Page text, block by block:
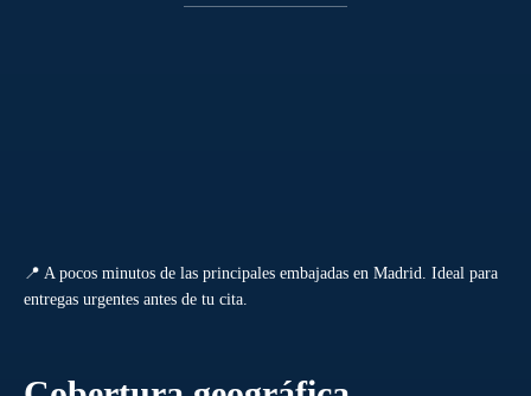
📍 A pocos minutos de las principales embajadas en Madrid. Ideal para
entregas urgentes antes de tu cita.